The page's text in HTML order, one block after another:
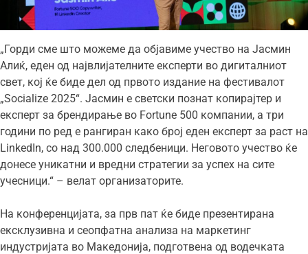
„Горди сме што можеме да објавиме учество на Јасмин
Алиќ, еден од највлијателните експерти во дигиталниот
свет, кој ќе биде дел од првото издание на фестивалот
„Socialize 2025“. Јасмин е светски познат копирајтер и
експерт за брендирање во Fortune 500 компании, а три
години по ред е рангиран како број еден експерт за раст на
LinkedIn, со над 300.000 следбеници. Неговото учество ќе
донесе уникатни и вредни стратегии за успех на сите
учесници.“ – велат организаторите.
На конференцијата, за прв пат ќе биде презентирана
ексклузивна и сеопфатна анализа на маркетинг
индустријата во Македонија, подготвена од водечката